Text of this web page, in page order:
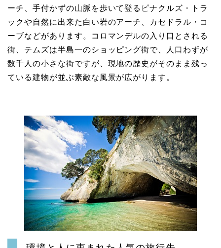
ーチ、手付かずの山脈を歩いて登るピナクルズ・トラ
ックや自然に出来た白い岩のアーチ、カセドラル・コ
ーブなどがあります。コロマンデルの入り口とされる
街、テムズは半島一のショッピング街で、人口わずが
数千人の小さな街ですが、現地の歴史がそのまま残っ
ている建物が並ぶ素敵な風景が広がります。